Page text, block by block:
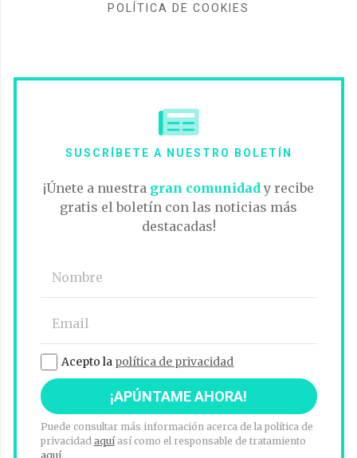
POLÍTICA DE COOKIES
SUSCRÍBETE A NUESTRO BOLETÍN
¡Únete a nuestra gran comunidad y recibe
gratis el boletín con las noticias más
destacadas!
Acepto la política de privacidad
Puede consultar más información acerca de la política de
privacidad aquíasí como el responsable de tratamiento
aquí.